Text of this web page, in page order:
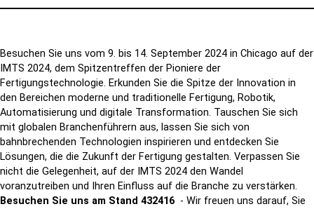
Besuchen Sie uns vom 9. bis 14. September 2024 in Chicago auf der
IMTS 2024, dem Spitzentreffen der Pioniere der
Fertigungstechnologie. Erkunden Sie die Spitze der Innovation in
den Bereichen moderne und traditionelle Fertigung, Robotik,
Automatisierung und digitale Transformation. Tauschen Sie sich
mit globalen Branchenführern aus, lassen Sie sich von
bahnbrechenden Technologien inspirieren und entdecken Sie
Lösungen, die die Zukunft der Fertigung gestalten. Verpassen Sie
nicht die Gelegenheit, auf der IMTS 2024 den Wandel
voranzutreiben und Ihren Einfluss auf die Branche zu verstärken.
Besuchen Sie uns am Stand 432416 - Wir freuen uns darauf, Sie